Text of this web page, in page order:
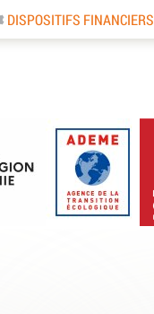
DISPOSITIFS FINANCIERS